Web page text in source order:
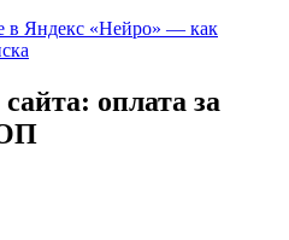
в Яндекс «Нейро» — как
оплата за